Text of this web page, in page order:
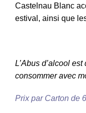
Castelnau Blanc
estival, ainsi que
L’Abus d’alcool
consommer avec
Prix par Carton de